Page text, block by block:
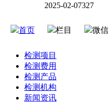
2025-02-07327
首页 栏目 微信
检测项目
检测费用
检测产品
检测机构
新闻资讯